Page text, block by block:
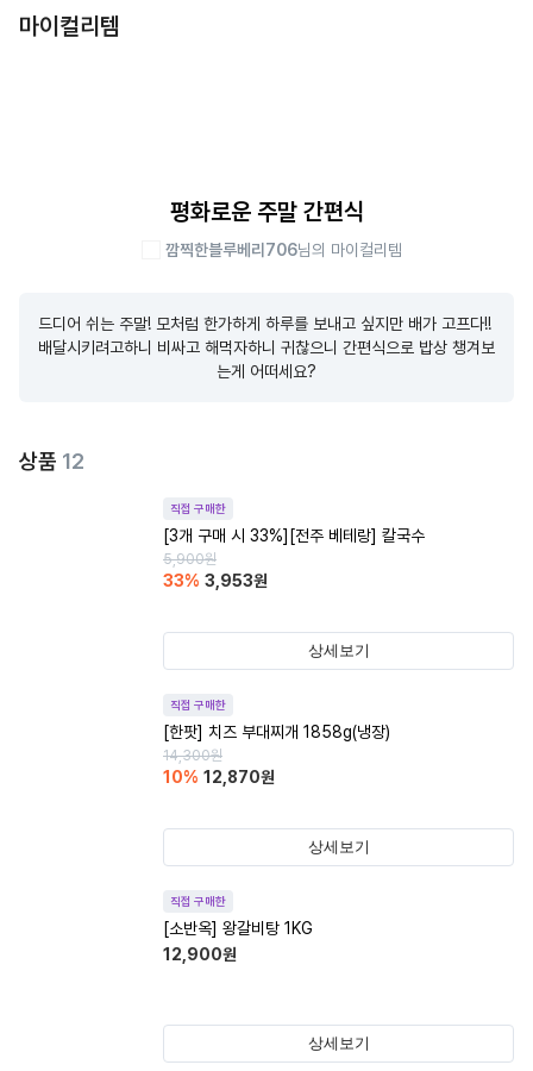
마이컬리템
평화로운 주말 간편식
깜찍한블루베리706님의 마이컬리템
드디어 쉬는 주말! 모처럼 한가하게 하루를 보내고 싶지만 배가 고프다!!
배달시키려고하니 비싸고 해먹자하니 귀찮으니 간편식으로 밥상 챙겨보
는게 어떠세요?
상품 12
직접 구매한
[3개 구매 시 33%][전주 베테랑] 칼국수
5,900원
33% 3,953원
상세보기
직접 구매한
[한팟] 치즈 부대찌개 1858g(냉장)
14,300원
10% 12,870원
상세보기
직접 구매한
[소반옥] 왕갈비탕 1KG
12,900원
상세보기